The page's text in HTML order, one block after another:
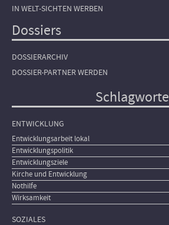
IN WELT-SICHTEN WERBEN
Dossiers
DOSSIERARCHIV
DOSSIER-PARTNER WERDEN
Schlagworte
ENTWICKLUNG
Entwicklungsarbeit lokal
Entwicklungspolitik
Entwicklungsziele
Kirche und Entwicklung
Nothilfe
Wirksamkeit
SOZIALES